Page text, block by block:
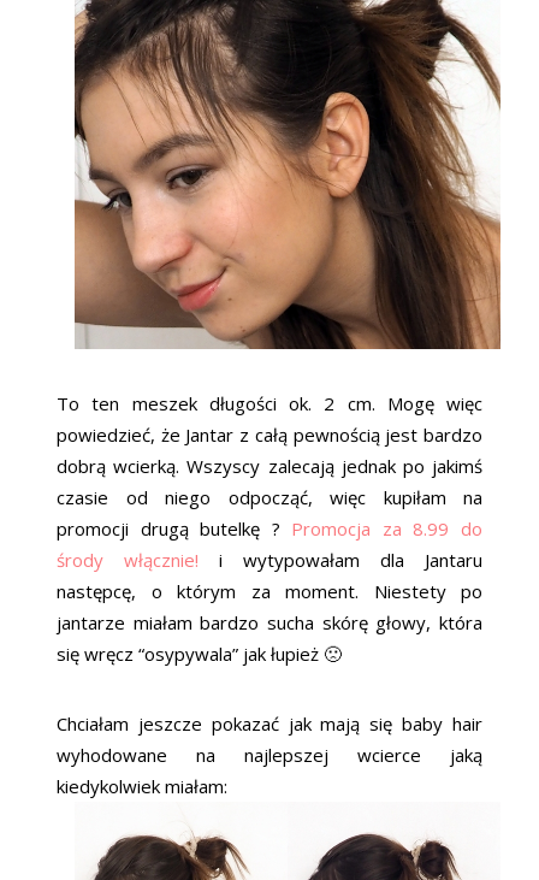
To ten meszek długości ok. 2 cm. Mogę więc
powiedzieć, że Jantar z całą pewnością jest bardzo
dobrą wcierką. Wszyscy zalecają jednak po jakimś
czasie od niego odpocząć, więc kupiłam na
promocji drugą butelkę ? Promocja za 8.99 do
środy włącznie! i wytypowałam dla Jantaru
następcę, o którym za moment. Niestety po
jantarze miałam bardzo sucha skórę głowy, która
się wręcz “osypywala” jak łupież 🙁
Chciałam jeszcze pokazać jak mają się baby hair
wyhodowane na najlepszej wcierce jaką
kiedykolwiek miałam: